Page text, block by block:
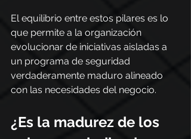
El equilibrio entre estos pilares es lo
que permite a la organización
evolucionar de iniciativas aisladas a
un programa de seguridad
verdaderamente maduro alineado
con las necesidades del negocio.
¿Es la madurez de los